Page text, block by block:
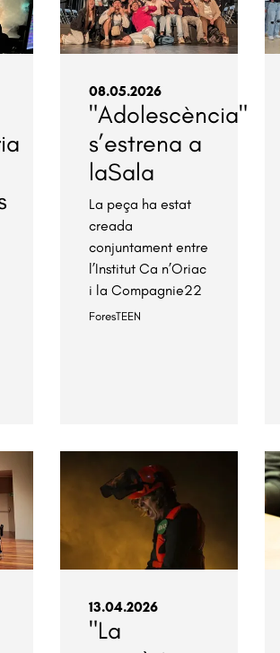
08.05.2026
"Adolescència"
s’estrena a
laSala
La peça ha estat
creada
conjuntament entre
l’Institut Ca n’Oriac
i la Compagnie22
ForesTEEN
13.04.2026
"La